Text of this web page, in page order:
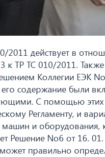
2011 действует в
к ТР ТС 010/2011.
Коллегии ЕЭК
содержание были
С помощью этих
Регламенту, и
и
Решение No6 от 16.
правильно